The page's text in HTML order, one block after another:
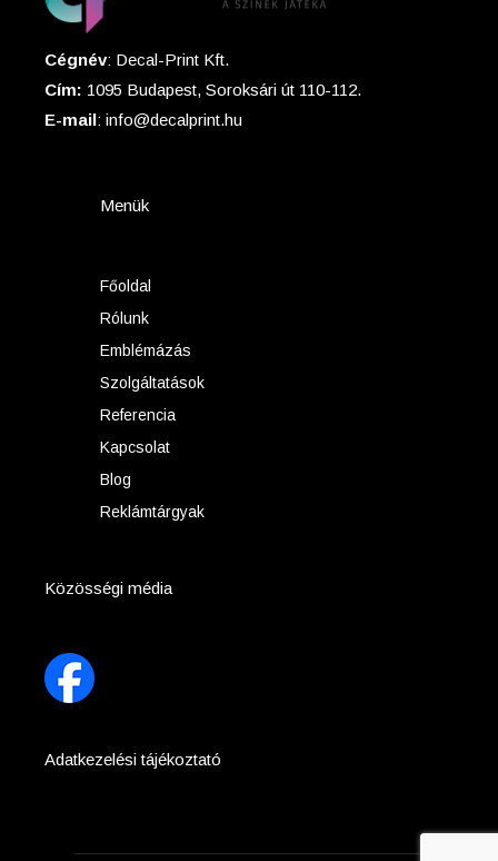
Cégnév: Decal-Print Kft.
Cím: 1095 Budapest, Soroksári út 110-112.
E-mail: info@decalprint.hu
Menük
Főoldal
Rólunk
Emblémázás
Szolgáltatások
Referencia
Kapcsolat
Blog
Reklámtárgyak
Közösségi média
Adatkezelési tájékoztató